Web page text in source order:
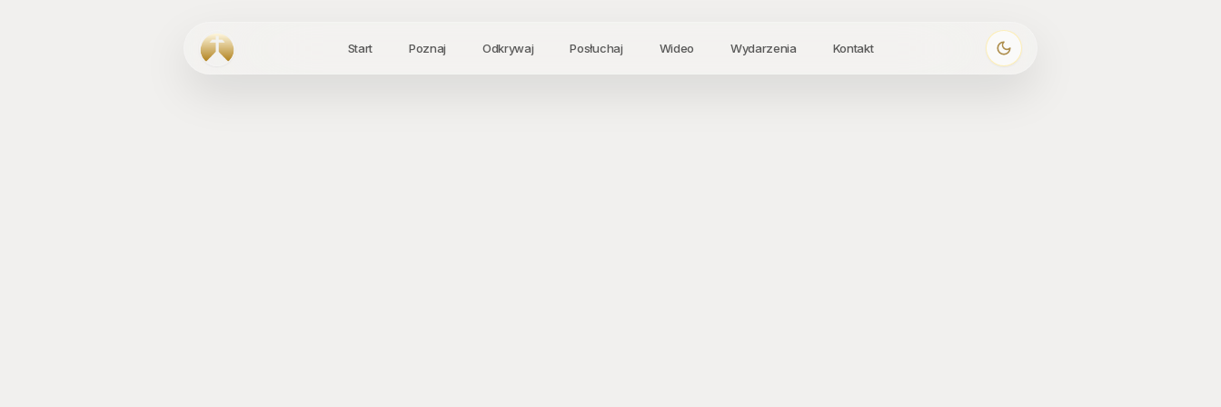
Start Poznaj Odkrywaj Posłuchaj Wideo Wydarzenia Kontakt